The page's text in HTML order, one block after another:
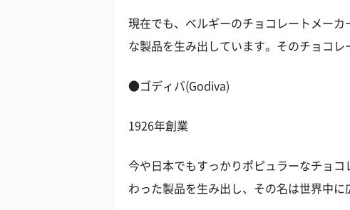
現在でも、ベルギーのチョコレートメー
な製品を生み出しています。そのチョコレ
●ゴディバ(Godiva)
1926年創業
今や日本でもすっかりポピュラーなチョ
わった製品を生み出し、その名は世界中に